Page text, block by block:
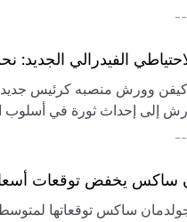
الصناعة، مع توقعات
--
الفيدرالي الجديد:
وورش منصبه كرئيس جديد
إلى إحداث ثورة في أسلوب
البنك المركزي دوراً
--
يخفض توقعات أسعار النفط لعام 2027 وسط